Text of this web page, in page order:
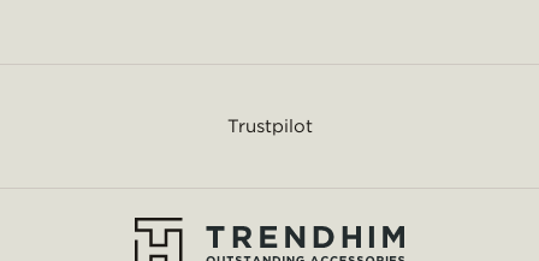
Trustpilot